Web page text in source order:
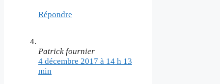
Répondre
Patrick fournier
4 décembre 2017 à 14 h 13
min